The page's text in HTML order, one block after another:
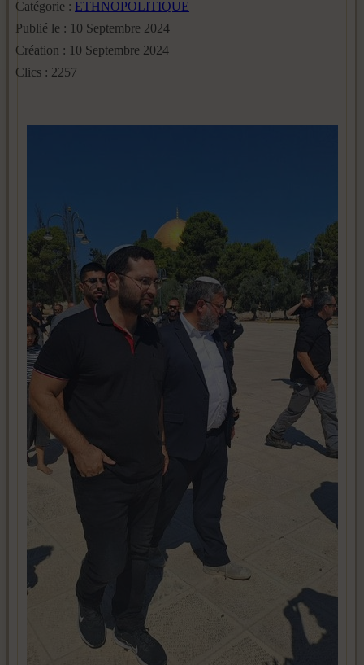
Catégorie : ETHNOPOLITIQUE
Publié le : 10 Septembre 2024
Création : 10 Septembre 2024
Clics : 2257